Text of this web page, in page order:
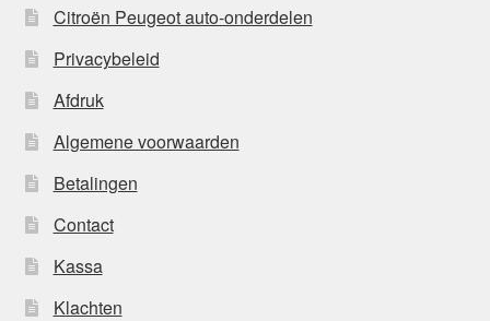
Citroën Peugeot auto-onderdelen
Privacybeleid
Afdruk
Algemene voorwaarden
Betalingen
Contact
Kassa
Klachten